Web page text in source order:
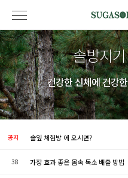
솔방지
건강한 신체에 건강
공지 솔잎 체험방 에 오시면?
38 가장 효과 좋은 몸속 독소 배출 방법